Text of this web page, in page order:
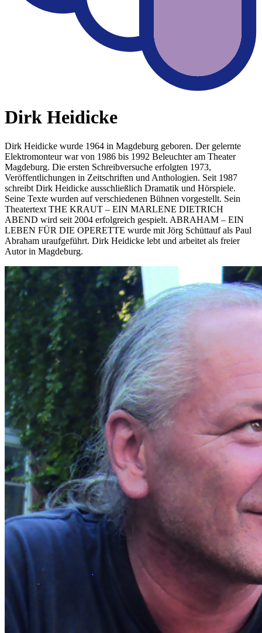
Dirk Heidicke
Dirk Heidicke wurde 1964 in Magdeburg geboren. Der gelernte
Elektromonteur war von 1986 bis 1992 Beleuchter am Theater
Magdeburg. Die ersten Schreibversuche erfolgten 1973,
Veröffentlichungen in Zeitschriften und Anthologien. Seit 1987
schreibt Dirk Heidicke ausschließlich Dramatik und Hörspiele.
Seine Texte wurden auf verschiedenen Bühnen vorgestellt. Sein
Theatertext THE KRAUT – EIN MARLENE DIETRICH
ABEND wird seit 2004 erfolgreich gespielt. ABRAHAM – EIN
LEBEN FÜR DIE OPERETTE wurde mit Jörg Schüttauf als Paul
Abraham uraufgeführt. Dirk Heidicke lebt und arbeitet als freier
Autor in Magdeburg.